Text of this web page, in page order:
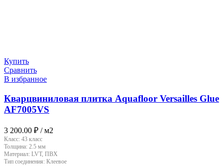
Купить
Сравнить
В избранное
Кварцвиниловая плитка Aquafloor Versailles Glue
AF7005VS
3 200.00 ₽ / м2
Класс: 43 класс
Толщина: 2.5 мм
Материал: LVT, ПВХ
Тип соединения: Клеевое